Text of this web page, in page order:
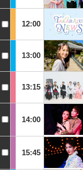
12:00
13:00
13:15
14:00
15:45